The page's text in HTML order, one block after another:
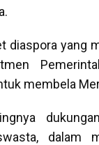
diaspora yang
membela
dalam